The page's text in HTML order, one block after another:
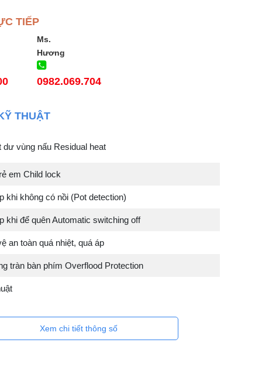
TIẾP
Ms.
Hương
0982.069.704
THUẬT
dư vùng nấu Residual heat
em Child lock
khi không có nồi (Pot detection)
khi để quên Automatic switching off
an toàn quá nhiệt, quá áp
tràn bàn phím Overflood Protection
Xem chi tiết thông số